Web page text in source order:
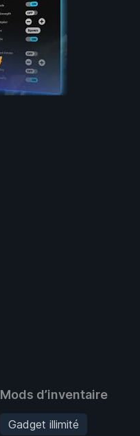
Mods d’inventaire
Gadget illimité